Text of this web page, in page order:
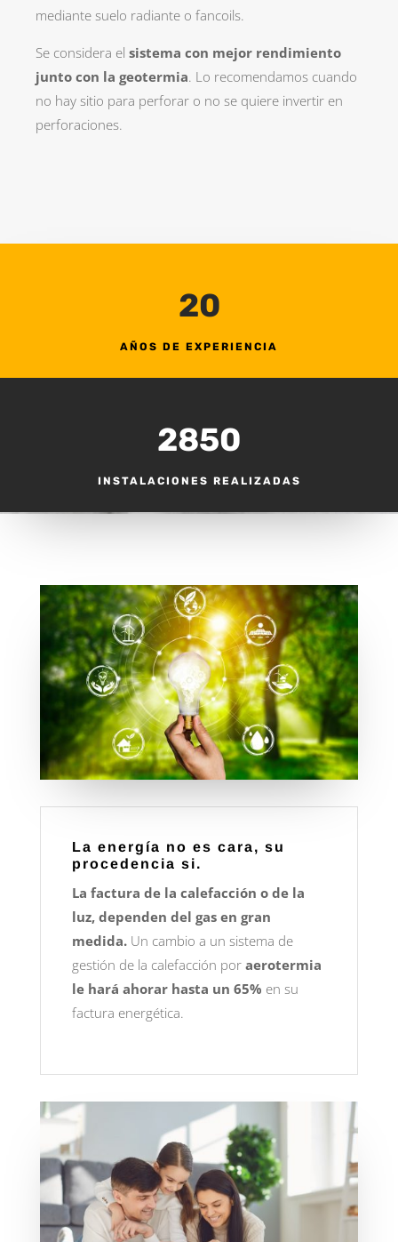
mediante suelo radiante o fancoils.
Se considera el sistema con mejor rendimiento
junto con la geotermia. Lo recomendamos cuando
no hay sitio para perforar o no se quiere invertir en
perforaciones.
20
AÑOS DE EXPERIENCIA
2850
INSTALACIONES REALIZADAS
La energía no es cara, su
procedencia si.
La factura de la calefacción o de la
luz, dependen del gas en gran
medida.Un cambio a un sistema de
gestión de la calefacción por aerotermia
le hará ahorar hasta un 65% en su
factura energética.